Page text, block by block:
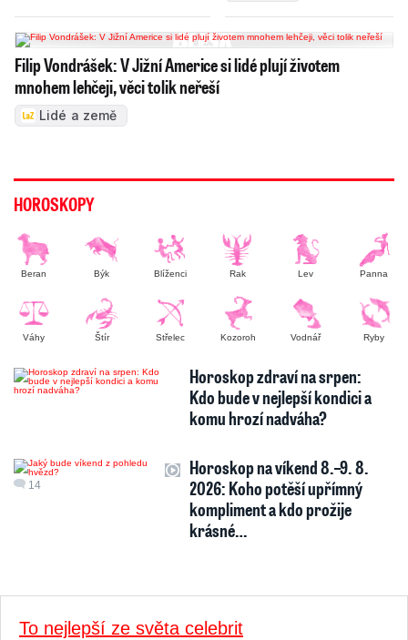
Filip Vondrášek: V Jižní Americe si lidé plují životem
mnohem lehčeji, věci tolik neřeší
Lidé a země
HOROSKOPY
Beran Býk Blíženci Rak Lev Panna
Váhy Štír Střelec Kozoroh Vodnář Ryby
Horoskop zdraví na srpen:
Kdo bude v nejlepší kondici a
komu hrozí nadváha?
14
Horoskop na víkend 8.–9. 8.
2026: Koho potěší upřímný
kompliment a kdo prožije
krásné…
To nejlepší ze světa celebrit